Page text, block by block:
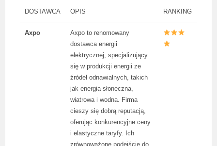
DOSTAWCA OPIS RANKING
Axpo
Axpo to renomowany
dostawca energii
elektrycznej, specjalizujący
się w produkcji energii ze
źródeł odnawialnych, takich
jak energia słoneczna,
wiatrowa i wodna. Firma
cieszy się dobrą reputacją,
oferując konkurencyjne ceny
i elastyczne taryfy. Ich
zrównoważone podejście do